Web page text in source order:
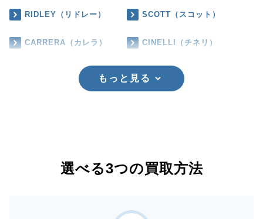
RIDLEY（リドレー） SCOTT（スコット）
CARRERA（カレラ） CINELLI（チネリ）
もっと見る
選べる3つの買取方法